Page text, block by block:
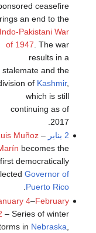
ceasefire
an end to the
Indo-Pakistani War
of 1947 . The war
results in a
stalemate and the
of Kashmir,
which is still
continuing as of
2017.
2 يناير
–
Muñoz
becomes the
first democratically
Governor of
Puerto Rico
.
4–February
– Series of winter
in Nebraska